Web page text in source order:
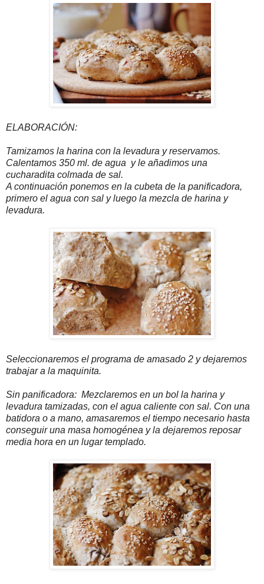
ELABORACIÓN:
Tamizamos la harina con la levadura y reservamos.
Calentamos 350 ml. de agua y le añadimos una
cucharadita colmada de sal.
A continuación ponemos en la cubeta de la panificadora,
primero el agua con sal y luego la mezcla de harina y
levadura.
Seleccionaremos el programa de amasado 2 y dejaremos
trabajar a la maquinita.
Sin panificadora: Mezclaremos en un bol la harina y
levadura tamizadas, con el agua caliente con sal. Con una
batidora o a mano, amasaremos el tiempo necesario hasta
conseguir una masa homogénea y la dejaremos reposar
media hora en un lugar templado.